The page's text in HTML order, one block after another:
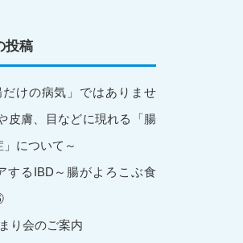
投稿
だけの病気」ではありませ
皮膚、目などに現れる「腸
について～
するIBD～腸がよろこぶ食
り会のご案内